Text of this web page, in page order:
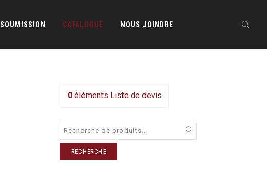
SOUMISSION CATALOGUE NOUS JOINDRE
0éléments Liste de devis
RECHERCHE